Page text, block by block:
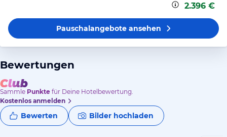
2.396 €
Pauschalangeboteansehen
Bewertungen
Sammle Punkte für Deine Hotelbewertung.
Kostenlos anmelden
Bewerten Bilder hochladen